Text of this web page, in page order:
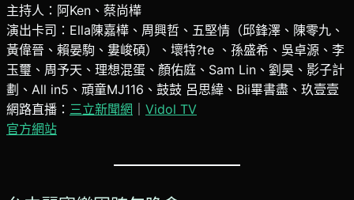
主持人：阿Ken、蔡尚樺
演出卡司：Ella陳嘉樺、周興哲、五堅情（邱鋒澤、陳零九、
黃偉晉、賴晏駒、婁峻碩）、壞特?te 、孫盛希、吳卓源、李
玉璽、周予天、理想混蛋、顏佑庭、Sam Lin、劉昊、影子計
劃、All in5、頑童MJ116、鼓鼓 呂思緯、Bii畢書盡、玖壹壹
網路直播： 三立新聞網
Vidol TV
官方網站